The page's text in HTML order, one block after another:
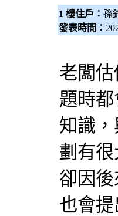
1 樓住戶： 孫
發表時間：
老闆
題時
知識
劃有
卻因
也會